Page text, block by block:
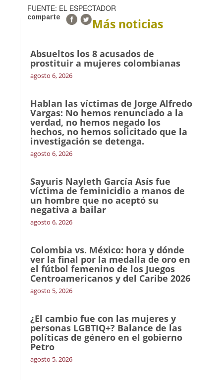
FUENTE: EL ESPECTADOR
comparte Más noticias
Absueltos los 8 acusados de
prostituir a mujeres colombianas
agosto 6, 2026
Hablan las víctimas de Jorge Alfredo
Vargas: No hemos renunciado a la
verdad, no hemos negado los
hechos, no hemos solicitado que la
investigación se detenga.
agosto 6, 2026
Sayuris Nayleth García Asís fue
víctima de feminicidio a manos de
un hombre que no aceptó su
negativa a bailar
agosto 6, 2026
Colombia vs. México: hora y dónde
ver la final por la medalla de oro en
el fútbol femenino de los Juegos
Centroamericanos y del Caribe 2026
agosto 5, 2026
¿El cambio fue con las mujeres y
personas LGBTIQ+? Balance de las
políticas de género en el gobierno
Petro
agosto 5, 2026